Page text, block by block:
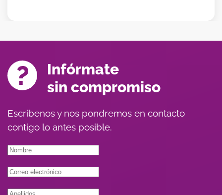
Infórmate
sin compromiso
Escríbenos y nos pondremos en contacto
contigo lo antes posible.